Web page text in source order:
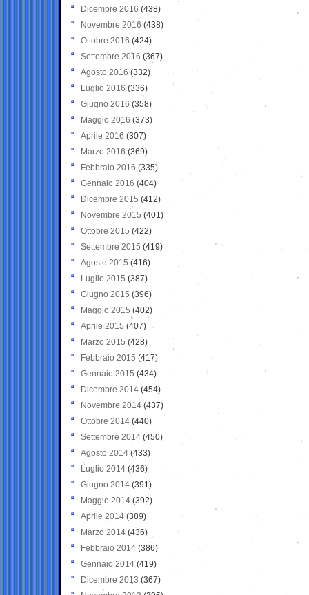
Dicembre 2016 (438)
Novembre 2016 (438)
Ottobre 2016 (424)
Settembre 2016 (367)
Agosto 2016 (332)
Luglio 2016 (336)
Giugno 2016 (358)
Maggio 2016 (373)
Aprile 2016 (307)
Marzo 2016 (369)
Febbraio 2016 (335)
Gennaio 2016 (404)
Dicembre 2015 (412)
Novembre 2015 (401)
Ottobre 2015 (422)
Settembre 2015 (419)
Agosto 2015 (416)
Luglio 2015 (387)
Giugno 2015 (396)
Maggio 2015 (402)
Aprile 2015 (407)
Marzo 2015 (428)
Febbraio 2015 (417)
Gennaio 2015 (434)
Dicembre 2014 (454)
Novembre 2014 (437)
Ottobre 2014 (440)
Settembre 2014 (450)
Agosto 2014 (433)
Luglio 2014 (436)
Giugno 2014 (391)
Maggio 2014 (392)
Aprile 2014 (389)
Marzo 2014 (436)
Febbraio 2014 (386)
Gennaio 2014 (419)
Dicembre 2013 (367)